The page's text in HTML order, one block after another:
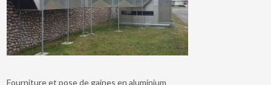
Fourniture et pose de gaines en aluminium